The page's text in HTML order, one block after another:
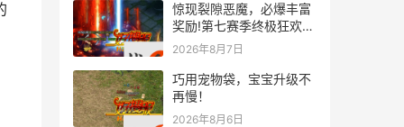
惊现裂隙恶魔，必爆丰富
奖励!第七赛季终极狂欢来
袭
2026年8月7日
巧用宠物袋，宝宝升级不
再慢！
2026年8月6日